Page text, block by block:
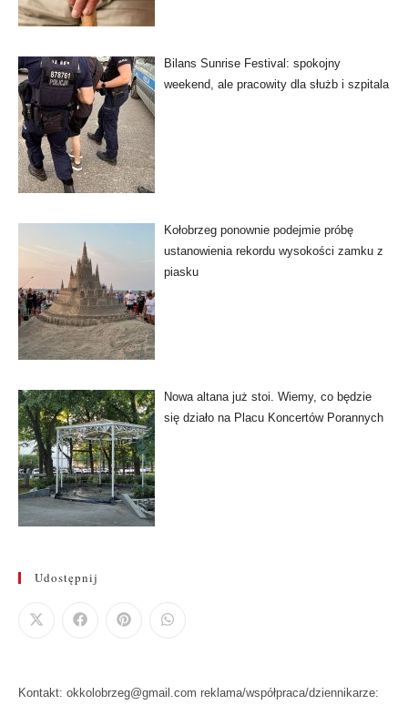
Bilans Sunrise Festival: spokojny
weekend, ale pracowity dla służb i szpitala
Kołobrzeg ponownie podejmie próbę
ustanowienia rekordu wysokości zamku z
piasku
Nowa altana już stoi. Wiemy, co będzie
się działo na Placu Koncertów Porannych
Udostępnij
Kontakt: okkolobrzeg@gmail.com reklama/współpraca/dziennikarze: